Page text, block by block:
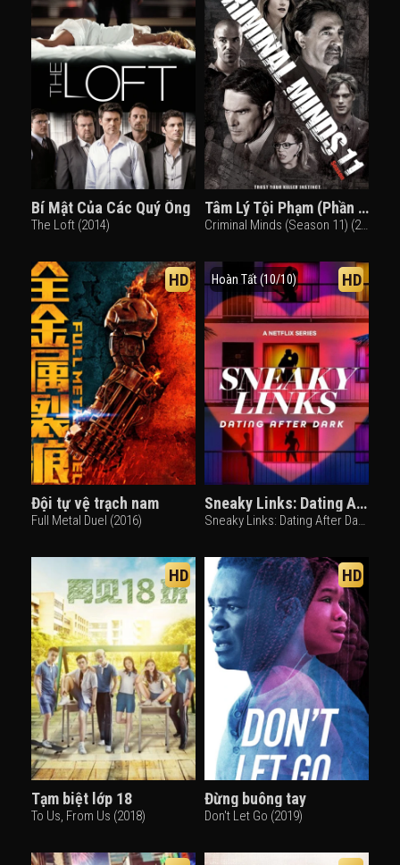
Bí Mật Của Các Quý Ông
The Loft (2014)
Tâm Lý Tội Phạm (Phần 11)
Criminal Minds (Season 11) (2014)
HD
Đội tự vệ trạch nam
Full Metal Duel (2016)
Hoàn Tất (10/10) HD
Sneaky Links: Dating After Dark
Sneaky Links: Dating After Dark (2025)
HD
Tạm biệt lớp 18
To Us, From Us (2018)
HD
Đừng buông tay
Don't Let Go (2019)